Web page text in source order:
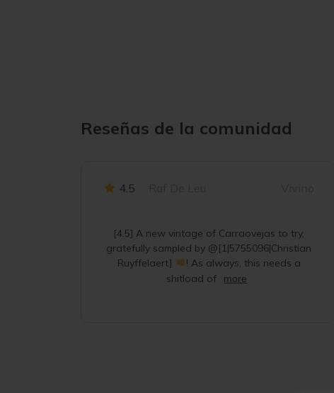
Reseñas de la comunidad
4.5
[4.5] A new vintage of Carraovejas to try,
gratefully sampled by @[1|5755096|Christian
Ruyffelaert]
! As always, this needs a
shitload of
more